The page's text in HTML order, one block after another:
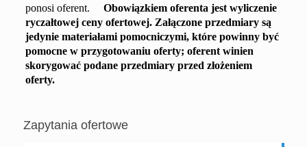
ponosi oferent.Obowiązkiem oferenta jest wyliczenie
ryczałtowej ceny ofertowej. Załączone przedmiary są
jedynie materiałami pomocniczymi, które powinny być
pomocne w przygotowaniu oferty; oferent winien
skorygować podane przedmiary przed złożeniem
oferty.
Zapytania ofertowe